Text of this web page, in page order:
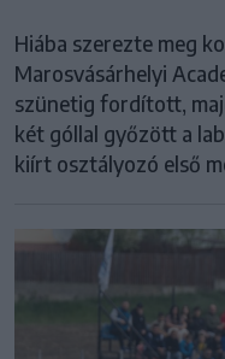
Hiába szerezte meg
Marosvásárhelyi
szünetig fordított,
két góllal győzött a
kiírt osztályozó első